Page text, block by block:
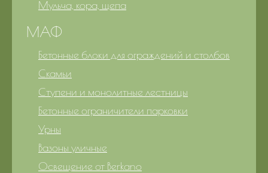
Мульча, кора, щепа
МАФ
Бетонные блоки для ограждений и столбов
Скамьи
Ступени и монолитные лестницы
Бетонные ограничители парковки
Урны
Вазоны уличные
Освещение от Berkano